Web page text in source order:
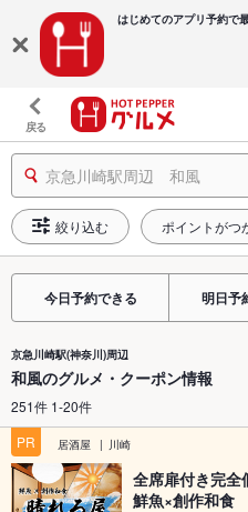
はじめてのアプリ予約で
戻る
京急川崎駅周辺 和風
絞り込む ポイントがつ
今日予約できる 明日予
京急川崎駅(神奈川)周辺
和風のグルメ・クーポン情報
251件 1-20件
PR
居酒屋 川崎
全席扉付き完
鮮魚×創作和食